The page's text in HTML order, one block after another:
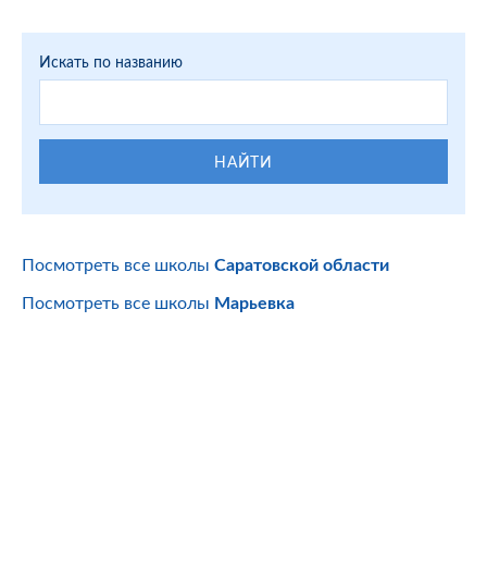
Искать по названию
НАЙТИ
Посмотреть все школы Саратовской области
Посмотреть все школы Марьевка